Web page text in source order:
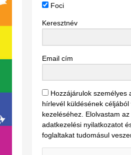
Foci
Keresztnév
Email cím
Hozzájárulok személyes
hírlevél küldésének céljából
kezeléséhez. Elolvastam az
adatkezelési nyilatkozatot
foglaltakat tudomásul